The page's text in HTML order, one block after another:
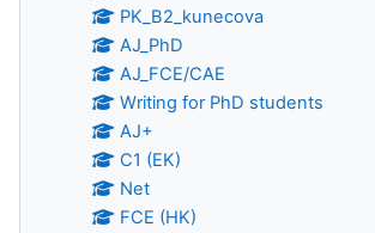
PK_B2_kunecova
AJ_PhD
AJ_FCE/CAE
Writing for PhD students
AJ+
C1 (EK)
Net
FCE (HK)